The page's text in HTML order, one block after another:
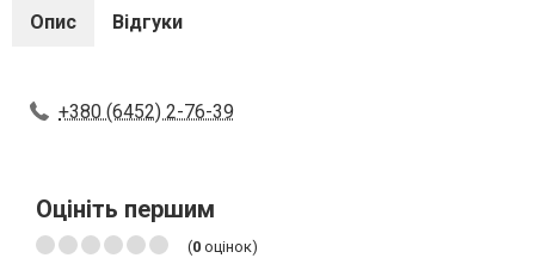
Опис Відгуки
+380 (6452) 2-76-39
Оцініть першим
(0 оцінок)